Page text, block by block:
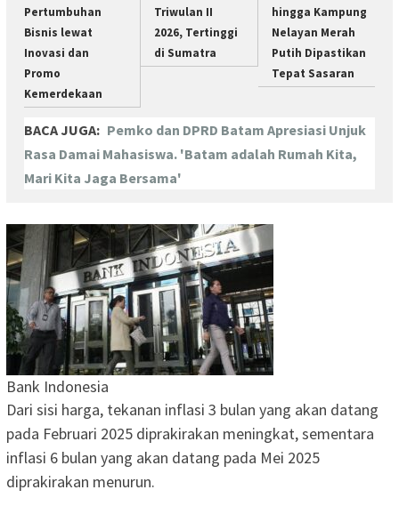
Pertumbuhan
Bisnis lewat
Inovasi dan
Promo
Kemerdekaan
Triwulan II
2026, Tertinggi
di Sumatra
hingga Kampung
Nelayan Merah
Putih Dipastikan
Tepat Sasaran
BACA JUGA: Pemko dan DPRD Batam Apresiasi Unjuk
Rasa Damai Mahasiswa. 'Batam adalah Rumah Kita,
Mari Kita Jaga Bersama'
Bank Indonesia
Dari sisi harga, tekanan inflasi 3 bulan yang akan datang
pada Februari 2025 diprakirakan meningkat, sementara
inflasi 6 bulan yang akan datang pada Mei 2025
diprakirakan menurun.